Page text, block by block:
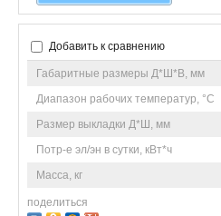
Добавить к сравнению
Габаритные размеры Д*Ш*В, мм
Диапазон рабочих температур, °C
Размер выкладки Д*Ш, мм
Потр-е эл/эн в сутки, кВт*ч
Масса, кг
поделиться